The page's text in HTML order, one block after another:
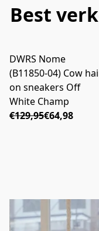
Best
DWRS Nome
(B11850-04) Cow
on sneakers Off
White Champ
€129,95€64,98